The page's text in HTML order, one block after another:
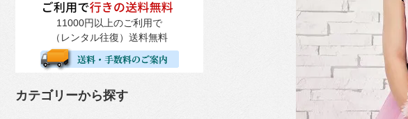
11000円以上のご利用で
（レンタル往復）送料無料
カテゴリーから探す